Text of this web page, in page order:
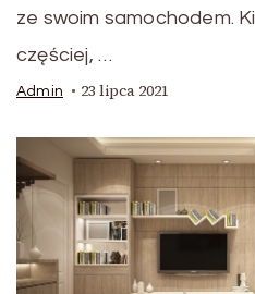
ze swoim samochodem.
częściej, …
Admin 23 lipca 2021